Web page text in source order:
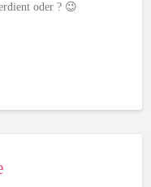
oder ? 😉